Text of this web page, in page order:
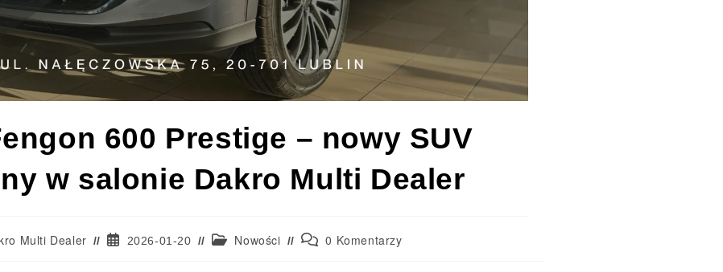
600 Prestige – nowy SUV
w salonie Dakro Multi Dealer
Multi Dealer 2026-01-20 Nowości 0 Komentarzy